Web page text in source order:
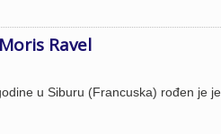
Ravel
u Siburu (Francuska) rođen je